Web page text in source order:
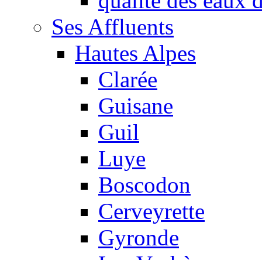
Ses Affluents
Hautes Alpes
Clarée
Guisane
Guil
Luye
Boscodon
Cerveyrette
Gyronde